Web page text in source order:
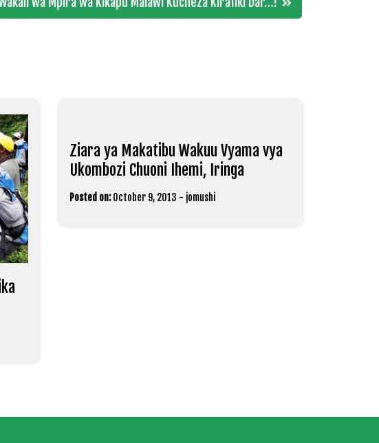
Ziara ya Makatibu Wakuu Vyama vya
Ukombozi Chuoni Ihemi, Iringa
Posted on: October 9, 2013 - jomushi